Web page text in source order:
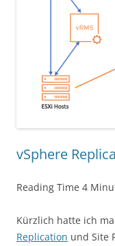
vSphere
Reading Time 4
Kürzlich hatte ich
Replication und Site